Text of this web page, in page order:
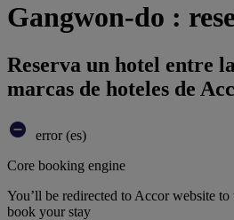
Gangwon-do :
Reserva un hotel entre
marcas de hoteles de
error (es)
Core booking engine
You’ll be redirected to Accor website
book your stay